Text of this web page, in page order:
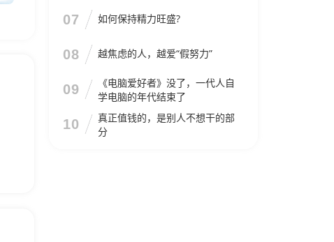
07 如何保持精力旺盛?
08 越焦虑的人，越爱“假努力”
09
《电脑爱好者》没了，一代人自
学电脑的年代结束了
10
真正值钱的，是别人不想干的部
分